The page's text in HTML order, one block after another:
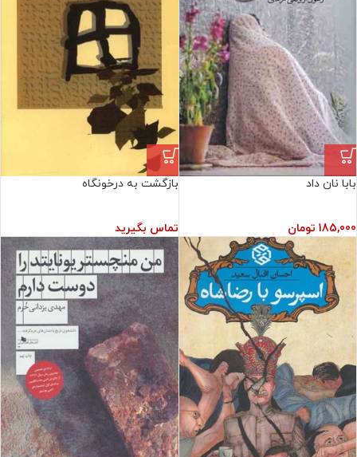
بابا نان داد
185,000 تومان
بازگشت به درخونگاه
تماس بگیرید